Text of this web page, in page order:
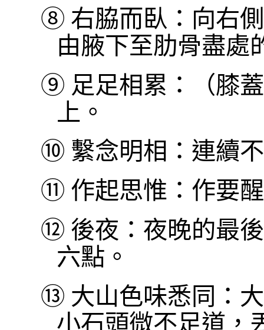
⑧ 右脇而臥：向右
由腋下至肋骨盡處
⑨ 足足相累：（膝
上。
⑩ 繫念明相：連續
⑪ 作起思惟：作要
⑫ 後夜：夜晚的最
六點。
⑬ 大山色味悉同：
小石頭微不足道，